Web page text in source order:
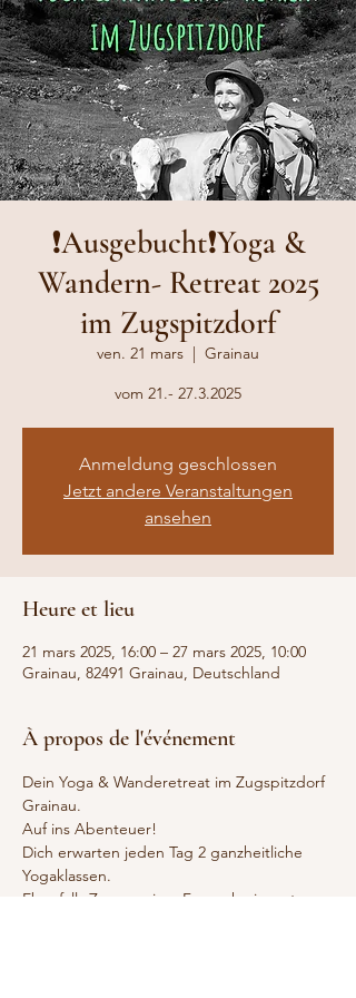
❗️Ausgebucht❗️Yoga &
Wandern- Retreat 2025
im Zugspitzdorf
ven. 21 mars
  |
Grainau
vom 21.- 27.3.2025
Anmeldung geschlossen
Jetzt andere Veranstaltungen
ansehen
Heure et lieu
21 mars 2025, 16:00 – 27 mars 2025, 10:00
Grainau, 82491 Grainau, Deutschland
À propos de l'événement
Dein Yoga & Wanderetreat im Zugspitzdorf
Grainau.
Auf ins Abenteuer!
Dich erwarten jeden Tag 2 ganzheitliche
Yogaklassen.
Ebenfalls Zeremonien, Frauenkreise, etc.